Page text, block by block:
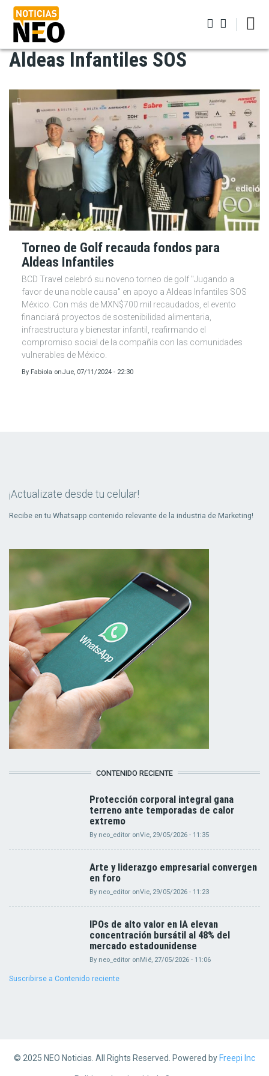
Pasar
contenido
principal
Iniciar sesión
Aldeas Infantiles SOS
Torneo de Golf recauda fondos para
Aldeas Infantiles
BCD Travel celebró su noveno torneo de golf "Jugando a
favor de una noble causa" en apoyo a Aldeas Infantiles SOS
México. Con más de MXN$700 mil recaudados, el evento
financiará proyectos de sostenibilidad alimentaria,
infraestructura y bienestar infantil, reafirmando el
compromiso social de la compañía con las comunidades
vulnerables de México.
By Fabiola onJue, 07/11/2024 - 22:30
¡Actualizate desde tu celular!
Recibe en tu Whatsapp contenido relevante de la industria de Marketing!
CONTENIDO RECIENTE
Protección corporal integral gana
terreno ante temporadas de calor
extremo
By neo_editor onVie, 29/05/2026 - 11:35
Arte y liderazgo empresarial convergen
en foro
By neo_editor onVie, 29/05/2026 - 11:23
IPOs de alto valor en IA elevan
concentración bursátil al 48% del
mercado estadounidense
By neo_editor on Mié, 27/05/2026 - 11:06
Suscribirse a Contenido reciente
© 2025 NEO Noticias. All Rights Reserved. Powered by Freepi Inc